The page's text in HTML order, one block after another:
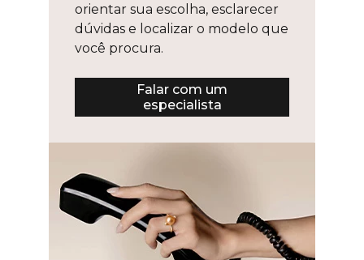
orientar sua escolha, esclarecer
dúvidas e localizar o modelo que
você procura.
Falar com um
especialista